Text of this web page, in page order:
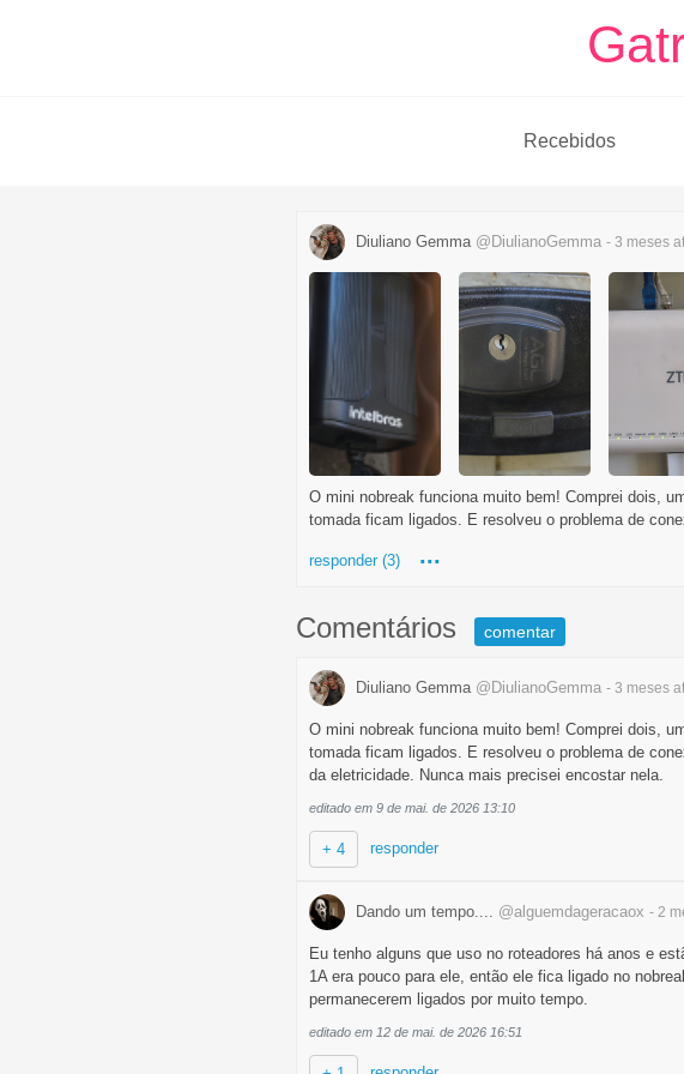
Recebidos
Diuliano Gemma @DiulianoGemma - 3 meses
O mini nobreak funciona muito bem! Comprei dois,
tomada ficam ligados. E resolveu o problema de
responder (3) ...
Comentários comentar
Diuliano Gemma @DiulianoGemma - 3 meses
O mini nobreak funciona muito bem! Comprei dois,
tomada ficam ligados. E resolveu o problema de
da eletricidade. Nunca mais precisei encostar nela.
editado em 9 de mai. de 2026 13:10
+ 4 responder
Dando um tempo.... @alguemdageracaox - 2
Eu tenho alguns que uso no roteadores há anos e
1A era pouco para ele, então ele fica ligado no
permanecerem ligados por muito tempo.
editado em 12 de mai. de 2026 16:51